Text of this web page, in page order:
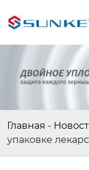
Главная -
упаковке